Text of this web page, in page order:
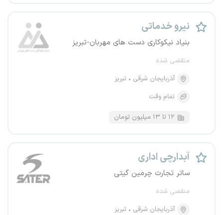
نیرو خدماتی
بنیاد نیکوکاری دست های مهربان-تبریز
منقضی شده
آذربایجان شرقی
تبریز
تمام وقت
۱۲ تا ۱۳ میلیون تومان
آبدارچی اداری
ساتر تجارت چرمین گیتی
منقضی شده
آذربایجان شرقی
تبریز